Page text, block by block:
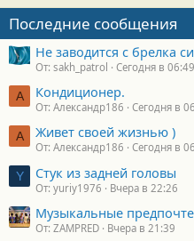
т
и
:
Последние сообщения
Не заводится с брелка
От: sakh_patrol Сегодня в 06:49
А Кондиционер.
От: Александр186 Сегодня в
А Живет своей жизнью )
От: Александр186 Сегодня в
Y Стук из задней головы
От: yuriy1976 Вчера в 22:26
Музыкальные
От: ZAMPRED Вчера в 21:39